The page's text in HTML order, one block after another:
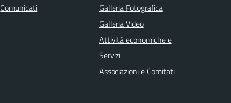
Comunicati
Galleria Fotografica
Galleria Video
Attività economiche e
Servizi
Associazioni e Comitati